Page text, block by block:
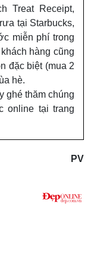
Treat Receipt,
tại Starbucks,
miễn phí trong
hàng cũng
đặc biệt (mua 2
hè.
ghé thăm chúng
online tại trang
PV